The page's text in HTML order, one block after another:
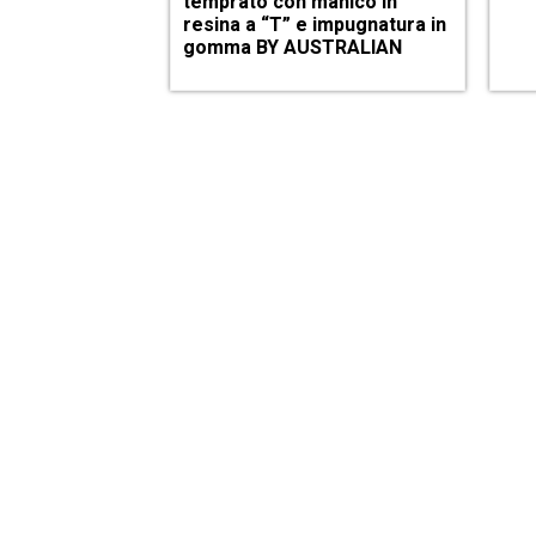
resina a “T” e impugnatura in
gomma BY AUSTRALIAN